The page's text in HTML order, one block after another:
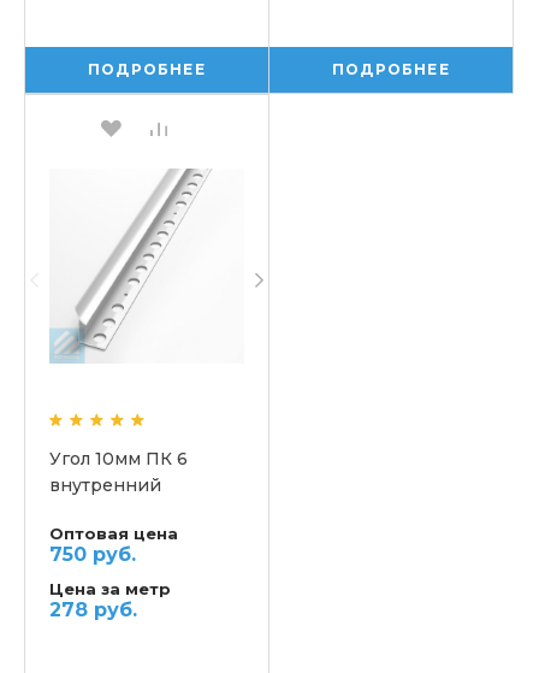
ПОДРОБНЕЕ ПОДРОБНЕЕ
Угол 10мм ПК 6
внутренний
Оптовая цена
750 руб.
Цена за метр
278 руб.